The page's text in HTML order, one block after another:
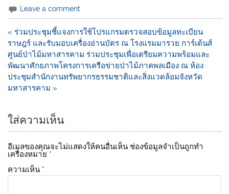
e
c
e
b
o
o
k
p
y
Li
n
k
Leave a comment
« ร่วมประชุมชี้แจงการใช้โปรแกรมตรวจสอบข้อมูลทะเบียน
ราษฎร์ และรับมอบเครื่องอ่านบัตร ณ โรงแรมมารวย การ์เด้นส์
ศูนย์ป่าไม้มหาสารคาม ร่วมประชุมเพื่อเตรียมความพร้อมและ
พัฒนาศักยภาพโครงการเครือข่ายป่าไม้ภาคพลเมือง ณ ห้อง
ประชุมสำนักงานทรัพยากรธรรมชาติและสิ่งแวดล้อมจังหวัด
มหาสารคาม »
ใส่ความเห็น
อีเมลของคุณจะไม่แสดงให้คนอื่นเห็น ช่องข้อมูลจำเป็นถูกทำ
เครื่องหมาย *
ความเห็น *